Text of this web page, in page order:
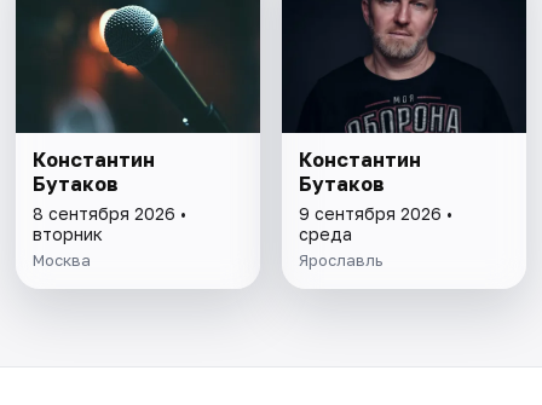
Константин
Бутаков
8 сентября 2026 •
вторник
Москва
Константин
Бутаков
9 сентября 2026 •
среда
Ярославль